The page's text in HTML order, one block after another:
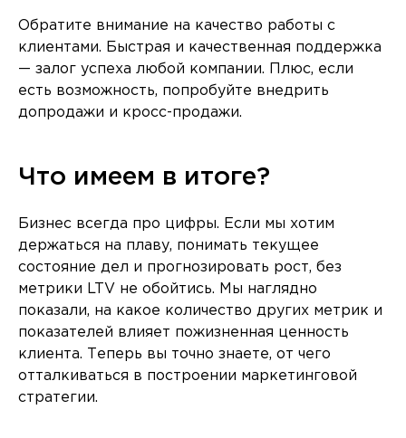
Обратите внимание на качество работы с
клиентами. Быстрая и качественная поддержка
— залог успеха любой компании. Плюс, если
есть возможность, попробуйте внедрить
допродажи и кросс-продажи.
Что имеем в итоге?
Бизнес всегда про цифры. Если мы хотим
держаться на плаву, понимать текущее
состояние дел и прогнозировать рост, без
метрики LTV не обойтись. Мы наглядно
показали, на какое количество других метрик и
показателей влияет пожизненная ценность
клиента. Теперь вы точно знаете, от чего
отталкиваться в построении маркетинговой
стратегии.